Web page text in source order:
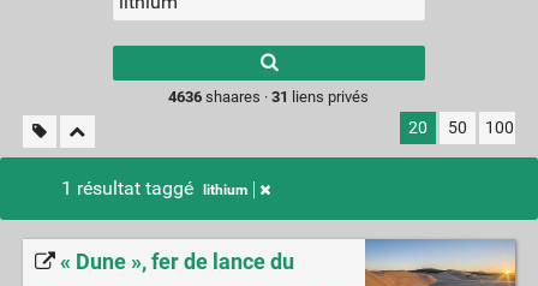
results.
4636 shaares ·31 liens privés
20 50 100
1 résultat taggé lithium
« Dune », fer de lance du